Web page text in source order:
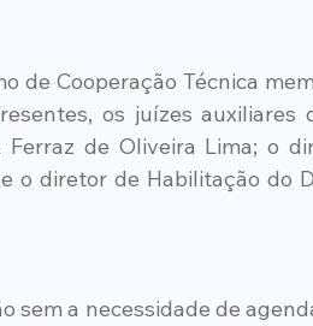
de Cooperação Técnica
os juízes auxiliares
de Oliveira Lima; o
o diretor de Habilitação do
sem a necessidade de